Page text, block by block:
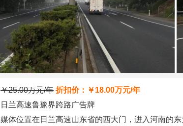
￥25.00万元/年 折扣价：￥18.00万元/年
日兰高速鲁豫界跨路广告牌
媒体位置在日兰高速山东省的西大门，进入河南的